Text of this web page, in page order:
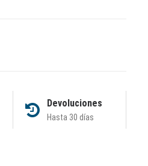
Devoluciones
Hasta 30 días